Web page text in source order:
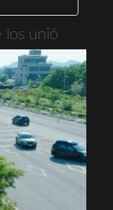
los unió